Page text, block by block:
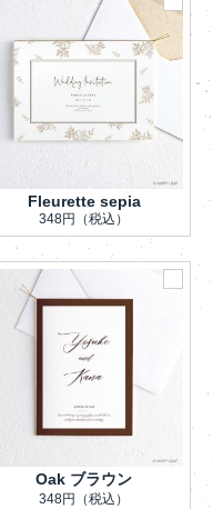
Fleurette sepia
348円 （税込）
Oak ブラウン
348円 （税込）